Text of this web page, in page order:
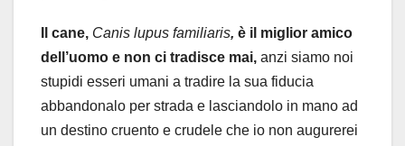
Il cane, Canis lupus familiaris, è il miglior amico
dell’uomo e non ci tradisce mai, anzi siamo noi
stupidi esseri umani a tradire la sua fiducia
abbandonalo per strada e lasciandolo in mano ad
un destino cruento e crudele che io non augurerei